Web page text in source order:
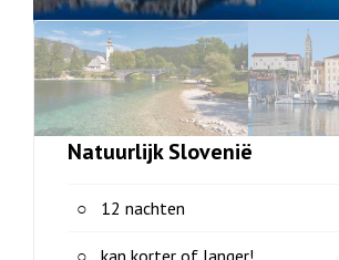
Natuurlijk Slovenië
12 nachten